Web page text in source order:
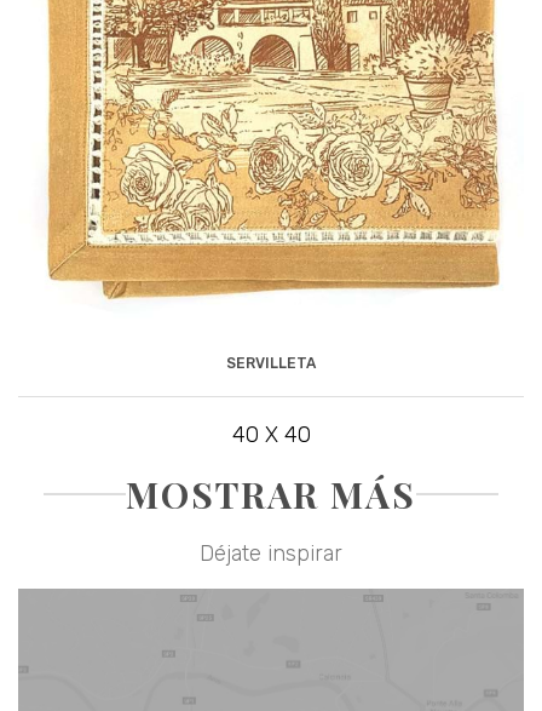
SERVILLETA
40 X 40
MOSTRAR MÁS
Déjate inspirar